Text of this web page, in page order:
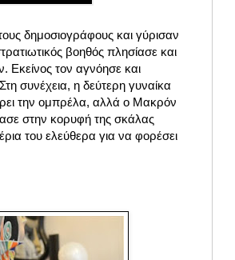
δημοσιογράφους και γύρισαν
βοηθός πλησίασε και
τον αγνόησε και
συνέχεια, η δεύτερη γυναίκα
την ομπρέλα, αλλά ο Μακρόν
στην κορυφή της σκάλας
του ελεύθερα για να φορέσει